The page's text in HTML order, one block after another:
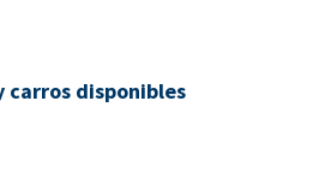
carros disponibles